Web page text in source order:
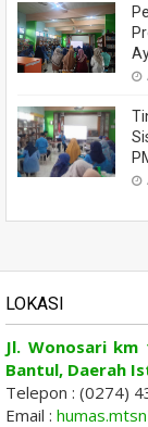
LOKASI
Jl. Wonosari km
Bantul, Daerah
Telepon : (0274)
Email :